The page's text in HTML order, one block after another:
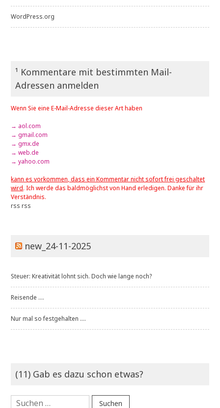
WordPress.org
¹ Kommentare mit bestimmten Mail-
Adressen anmelden
Wenn Sie eine E-Mail-Adresse dieser Art haben
→ aol.com
→ gmail.com
→ gmx.de
→ web.de
→ yahoo.com
kann es vorkommen, dass ein Kommentar nicht sofort frei geschaltet
wird. Ich werde das baldmöglichst von Hand erledigen. Danke für ihr
Verständnis.
rss rss
new_24-11-2025
Steuer: Kreativität lohnt sich. Doch wie lange noch?
Reisende ....
Nur mal so festgehalten ....
(11) Gab es dazu schon etwas?
Suchen
nach: